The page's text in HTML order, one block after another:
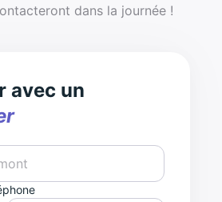
dans la journée !
avec un